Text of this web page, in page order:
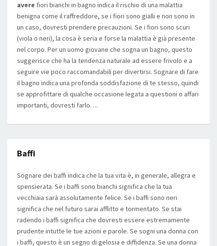
avere fiori bianchi in bagno indica il rischio di una malattia
benigna come il raffreddore, se i fiori sono gialli e non sono in
un caso, dovresti prendere precauzioni. Se i fiori sono scuri
(viola o neri), la cosa è seria e forse la malattia è già presente
nel corpo. Per un uomo giovane che sogna un bagno, questo
suggerisce che ha la tendenza naturale ad essere frivolo e a
seguire vie poco raccomandabili per divertirsi. Sognare di fare
il bagno indica una profonda soddisfazione di te stesso, quindi
se approfittare di qualche occasione legata a questioni o affari
importanti, dovresti farlo….
Baffi
Sognare dei baffi indica che la tua vita è, in generale, allegra e
spensierata. Se i baffi sono bianchi significa che la tua
vecchiaia sarà assolutamente felice. Se i baffi sono neri
significa che nel futuro sarai afflitto e tormentato. Se stai
radendo i baffi significa che dovresti essere estremamente
prudente intutte le tue azioni e parole. Se sogni una donna con
i baffi, questo è un segno di gelosia e diffidenza. Se una donna